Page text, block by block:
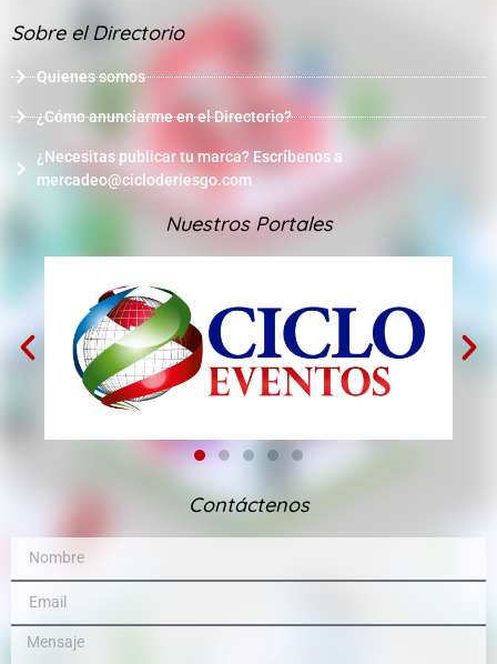
Sobre el Directorio
Quienes somos
¿Cómo anunciarme en el Directorio?
¿Necesitas publicar tu marca? Escríbenos a
mercadeo@cicloderiesgo.com
Nuestros Portales
Contáctenos